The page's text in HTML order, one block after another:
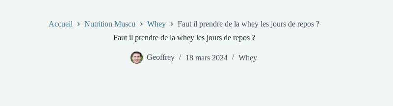
Accueil Nutrition Muscu Whey
Faut il prendre de la whey les jours de repos ?
Faut il prendre de la whey les jours de repos ?
Geoffrey 18 mars 2024 Whey